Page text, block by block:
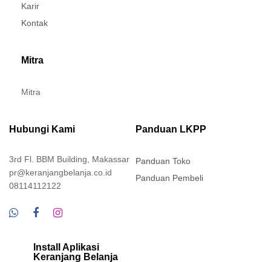
Karir
Kontak
Mitra
Mitra
Hubungi Kami
3rd Fl. BBM Building, Makassar
pr@keranjangbelanja.co.id
08114112122
Panduan LKPP
Panduan Toko
Panduan Pembeli
Install Aplikasi
Keranjang Belanja